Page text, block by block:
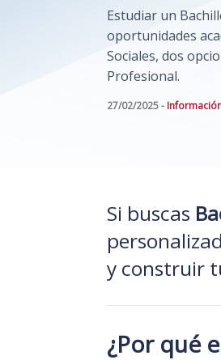
Estudiar un
oportunidades
Sociales, dos
Profesional.
27/02/2025 -
Si buscas
y construir
¿Por qué